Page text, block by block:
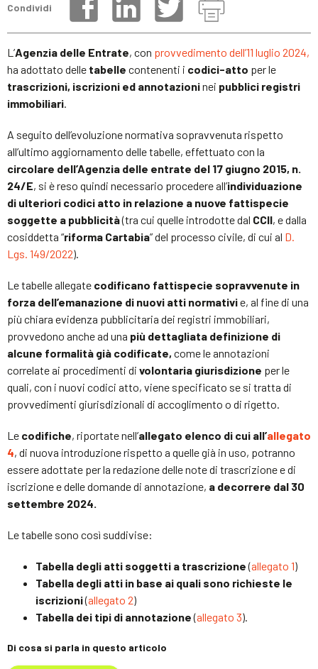
Condividi
L’Agenzia delle Entrate, con provvedimento dell’11 luglio 2024,
ha adottato delle tabelle contenenti i codici-atto per le
trascrizioni, iscrizioni ed annotazioninei pubblici registri
immobiliari.
A seguito dell’evoluzione normativa sopravvenuta rispetto
all’ultimo aggiornamento delle tabelle, effettuato con la
circolare dell’Agenzia delle entrate del 17 giugno 2015, n.
24/E, si è reso quindi necessario procedere all’individuazione
di ulteriori codici atto in relazione a nuove fattispecie
soggette a pubblicità(tra cui quelle introdotte dal CCII, e dalla
cosiddetta “riforma Cartabia” del processo civile, di cui al D.
Lgs. 149/2022).
Le tabelle allegate codificano fattispecie sopravvenute in
forza dell’emanazione di nuovi atti normativie, al fine di una
più chiara evidenza pubblicitaria dei registri immobiliari,
provvedono anche ad una più dettagliata definizione di
alcune formalità già codificate, come le annotazioni
correlate ai procedimenti di volontaria giurisdizione per le
quali, con i nuovi codici atto, viene specificato se si tratta di
provvedimenti giurisdizionali di accoglimento o di rigetto.
Le codifiche, riportate nell’allegato elenco di cui all’allegato
4, di nuova introduzione rispetto a quelle già in uso, potranno
essere adottate per la redazione delle note di trascrizione e di
iscrizione e delle domande di annotazione, a decorrere dal 30
settembre 2024.
Le tabelle sono così suddivise:
Tabella degli atti soggetti a trascrizione(allegato 1)
Tabella degli atti in base ai quali sono richieste le
iscrizioni(allegato 2)
Tabella dei tipi di annotazione(allegato 3).
Di cosa si parla in questo articolo